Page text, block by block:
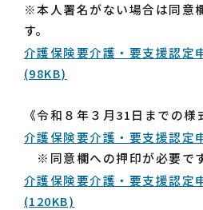
※本人署名がない場合は同意
す。
介護保険要介護・要支援認定
(98KB)
《令和８年３月31日までの様
介護保険要介護・要支援認定
※同意欄への押印が必要です
介護保険要介護・要支援認定
(120KB)